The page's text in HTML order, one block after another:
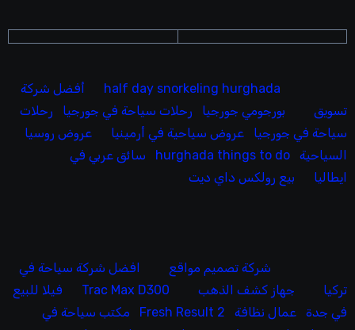
half day snorkeling hurghada
أفضل شركة
تسويق
بورجومي جورجيا رحلات سياحة في جورجيا
رحلات
سياحة في جورجيا
عروض سياحية في أرمينيا
عروض روسيا
السياحية
hurghada things to do
سائق عربي في
ايطاليا
بيع رولكس داي ديت
شركة تصميم مواقع
افضل شركة سياحة في
تركيا
جهاز كشف الذهب Trac Max D300
فيلا للبيع
في جدة
عمال نظافة Fresh Result 2
مكتب سياحة في